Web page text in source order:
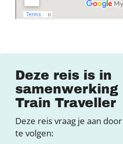
Deze reis is in
samenwerking
Train Traveller
Deze reis vraag je aan
te volgen: